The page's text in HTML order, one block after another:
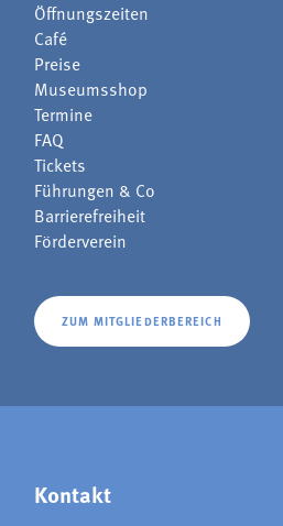
Öffnungszeiten
Café
Preise
Museumsshop
Termine
FAQ
Tickets
Führungen & Co
Barrierefreiheit
Förderverein
ZUM MITGLIEDERBEREICH
Kontakt